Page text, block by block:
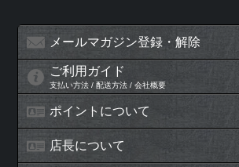
メールマガジン登録・解除
ご利用ガイド
支払い方法 / 配送方法 / 会社概要
ポイントについて
店長について